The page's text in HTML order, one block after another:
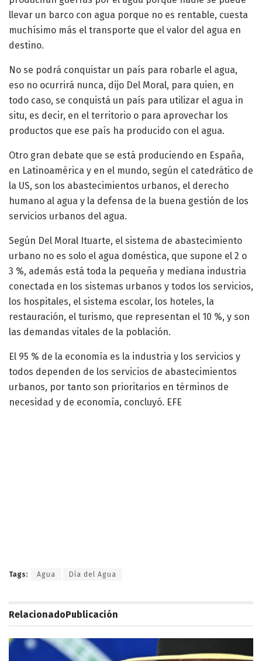
llevar un barco con agua porque no es rentable, cuesta
muchísimo más el transporte que el valor del agua en
destino.
No se podrá conquistar un país para robarle el agua,
eso no ocurrirá nunca, dijo Del Moral, para quien, en
todo caso, se conquistá un país para utilizar el agua in
situ, es decir, en el territorio o para aprovechar los
productos que ese país ha producido con el agua.
Otro gran debate que se está produciendo en España,
en Latinoamérica y en el mundo, según el catedrático de
la US, son los abastecimientos urbanos, el derecho
humano al agua y la defensa de la buena gestión de los
servicios urbanos del agua.
Según Del Moral Ituarte, el sistema de abastecimiento
urbano no es solo el agua doméstica, que supone el 2 o
3 %, además está toda la pequeña y mediana industria
conectada en los sistemas urbanos y todos los servicios,
los hospitales, el sistema escolar, los hoteles, la
restauración, el turismo, que representan el 10 %, y son
las demandas vitales de la población.
El 95 % de la economía es la industria y los servicios y
todos dependen de los servicios de abastecimientos
urbanos, por tanto son prioritarios en términos de
necesidad y de economía, concluyó. EFE
Tags: Agua Día del Agua
RelacionadoPublicación